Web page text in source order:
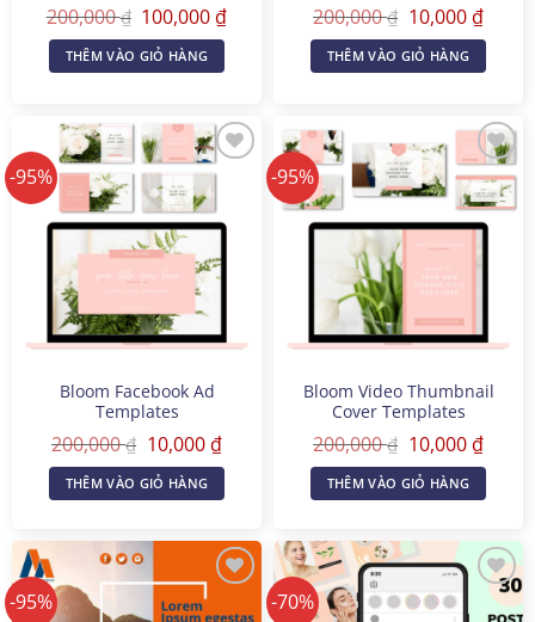
200,000₫ Giá
gốc
là:
200,000 ₫.
100,000₫Giá
THÊM VÀO GIỎ HÀNG
200,000₫ Giá
gốc
là:
200,000 ₫.
10,000₫Giá
hiện
tại
là:
THÊM VÀO GIỎ HÀNG
-95%
Bloom Facebook Ad
Templates
200,000₫ Giá
gốc
là:
200,000 ₫.
10,000₫Giá
hiện
tại
là:
THÊM VÀO GIỎ HÀNG
-95%
Bloom Video Thumbnail
Cover Templates
200,000₫ Giá
gốc
là:
200,000 ₫.
10,000₫Giá
hiện
tại
là:
THÊM VÀO GIỎ HÀNG
-95% -70%